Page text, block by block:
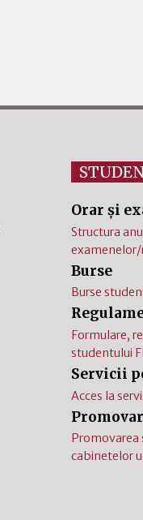
Orar și
Structura
Burse
Burse
Formulare,
studentului
Servicii
Acces la
Promovarea
cabinetelor